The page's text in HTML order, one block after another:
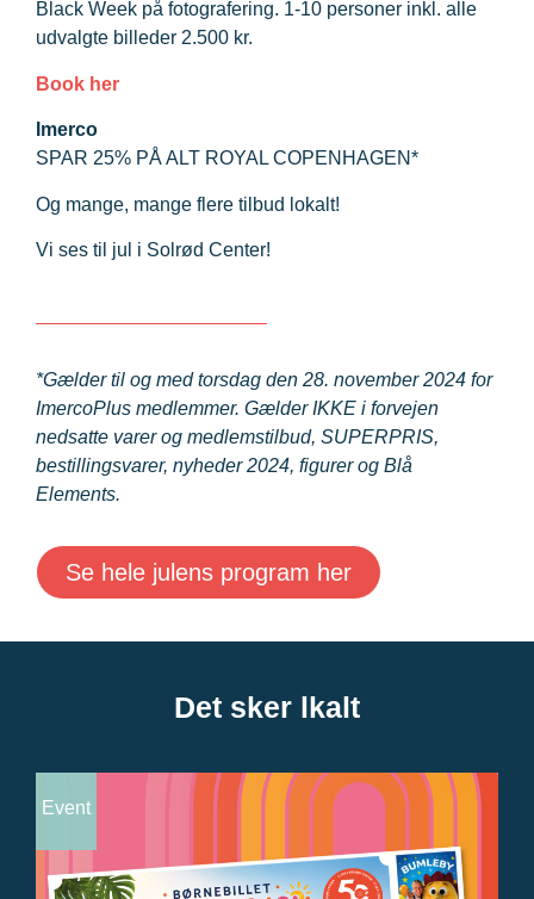
Black Week på fotografering. 1-10 personer inkl. alle
udvalgte billeder 2.500 kr.
Book her
Imerco
SPAR 25% PÅ ALT ROYAL COPENHAGEN*
Og mange, mange flere tilbud lokalt!
Vi ses til jul i Solrød Center!
*Gælder til og med torsdag den 28. november 2024 for
ImercoPlus medlemmer. Gælder IKKE i forvejen
nedsatte varer og medlemstilbud, SUPERPRIS,
bestillingsvarer, nyheder 2024, figurer og Blå
Elements.
Se hele julens program her
Det sker lkalt
Event